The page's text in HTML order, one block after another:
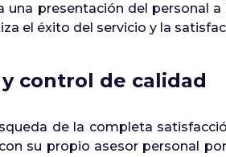
una presentación del personal
el éxito del servicio y la
control de calidad
de la completa
su propio asesor personal